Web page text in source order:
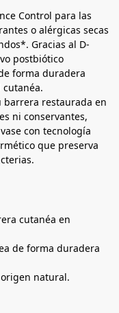
Control para las
o alérgicas secas
Gracias al D-
postbiótico
forma duradera
barrera restaurada en
ni conservantes,
con tecnología
que preserva
cutanéa en
de forma duradera
natural.